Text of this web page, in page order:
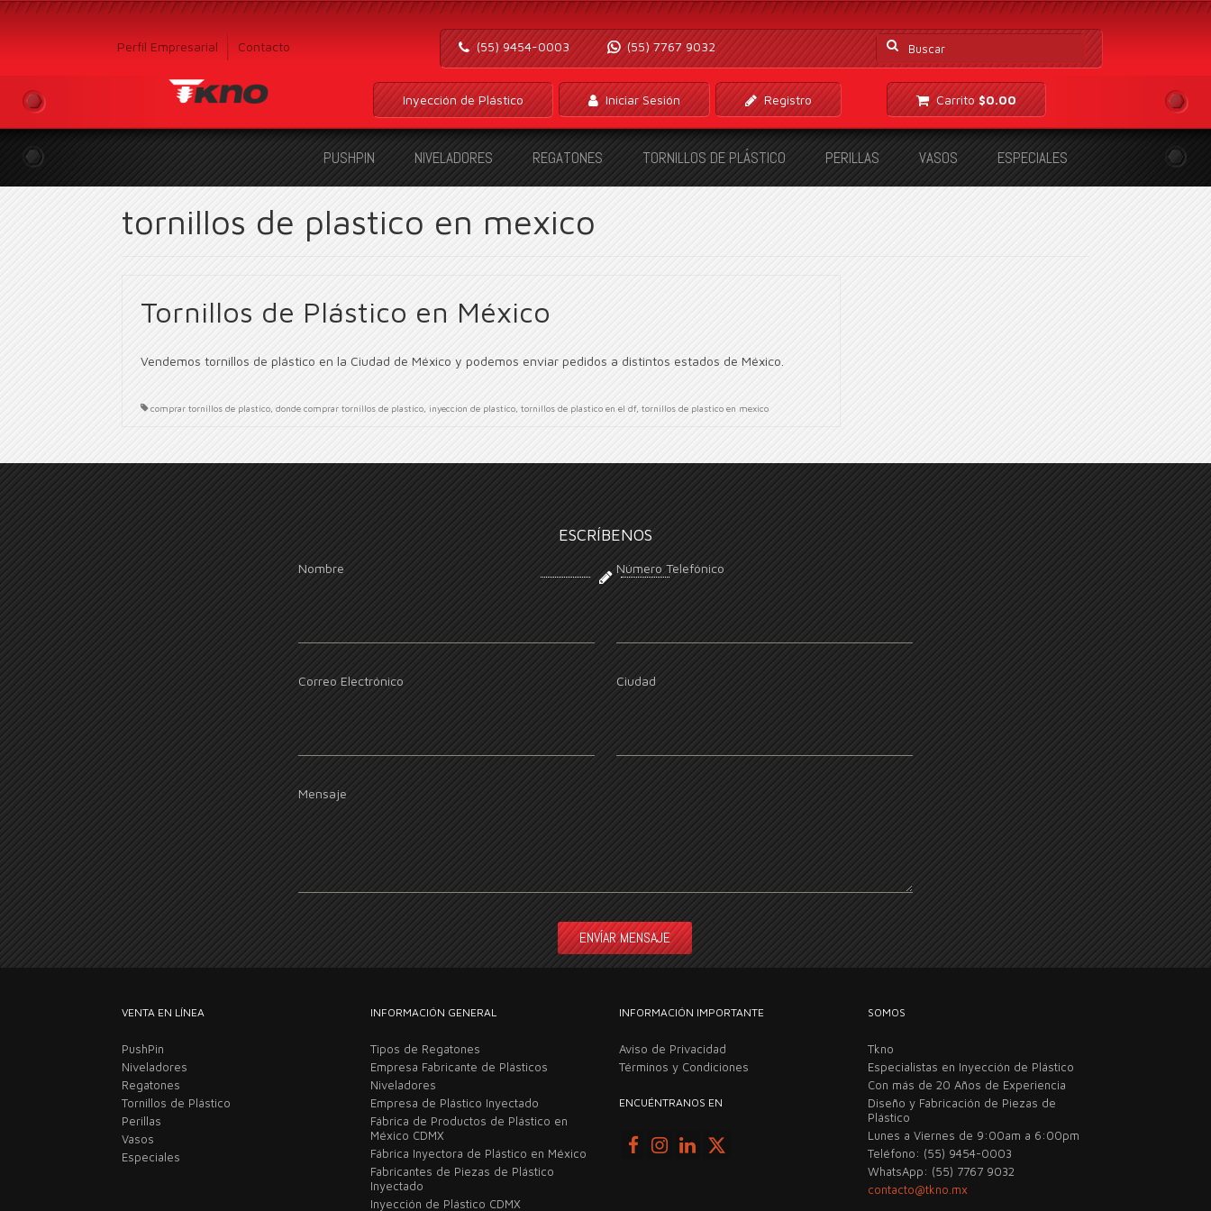
Perfil Empresarial Contacto
Buscar
por:
(55) 9454-0003 (55) 7767 9032
Inyección de Plástico Iniciar Sesión Registro Carrito $0.00
PUSHPIN NIVELADORES REGATONES TORNILLOS DE PLÁSTICO PERILLAS VASOS ESPECIALES
tornillos de plastico en mexico
Tornillos de Plástico en México
Vendemos tornillos de plástico en la Ciudad de México y podemos enviar pedidos a distintos estados de México.
comprar tornillos de plastico donde comprar tornillos de plastico inyeccion de plastico tornillos de plastico en el df, tornillos de plastico en mexico
ESCRÍBENOS
Nombre
Correo Electrónico
Número Telefónico
Ciudad
Mensaje
VENTA EN LÍNEA
PushPin
Niveladores
Regatones
Tornillos de Plástico
Perillas
Vasos
Especiales
INFORMACIÓN GENERAL
Tipos de Regatones
Empresa Fabricante de Plásticos
Niveladores
Empresa de Plástico Inyectado
Fábrica de Productos de Plástico en
México CDMX
Fábrica Inyectora de Plástico en México
Fabricantes de Piezas de Plástico
Inyectado
Inyección de Plástico CDMX
INFORMACIÓN IMPORTANTE
Aviso de Privacidad
Términos y Condiciones
ENCUÉNTRANOS EN
SOMOS
Tkno
Especialistas en Inyección de Plástico
Con más de 20 Años de Experiencia
Diseño y Fabricación de Piezas de
Plástico
Lunes a Viernes de 9:00am a 6:00pm
Teléfono: (55) 9454-0003
WhatsApp: (55) 7767 9032
contacto@tkno.mx